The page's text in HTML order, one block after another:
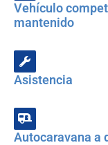
Vehículo
mantenido
Asistencia
Autocaravana a